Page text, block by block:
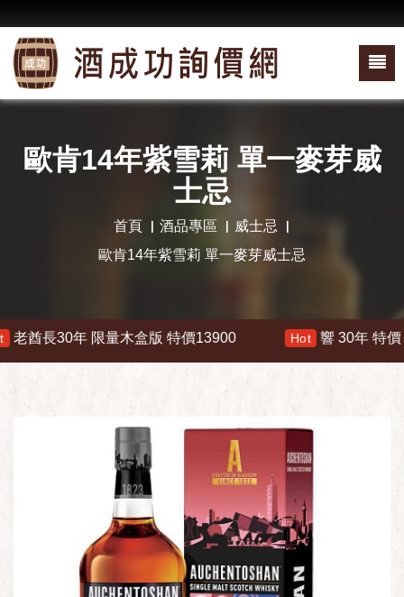
歐肯14年紫雪莉 單一麥芽威
士忌
首頁 酒品專區
威士忌
歐肯14年紫雪莉 單一麥芽威士忌
酋長30年 限量木盒版 特價13900 響 30年 特價